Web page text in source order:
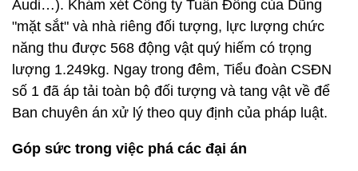
Đúng 23h ngày 5/5/2013, toàn bộ lực lượng đã áp
sát cửa khẩu Bắc Phong Sinh, đồng loạt tấn công
phong tỏa, khống chế 147 đối tượng trong đường
dây buôn lậu qua biên giới. Nhanh chóng phân loại
các đối tượng cốt cán, cầm đầu, Ban chuyên án bắt
giữ 14 đối tượng, trong đó 2 đối tượng người Trung
Quốc, thu 36 xe ô tô hạng sang (Mercedes, BMW,